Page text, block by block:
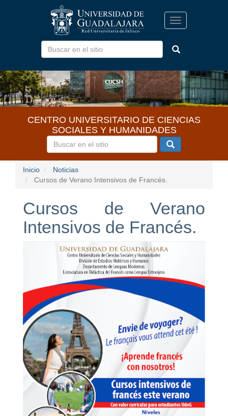
Toggle
navigation
CENTRO UNIVERSITARIO DE CIENCIAS
SOCIALES Y HUMANIDADES
Inicio
Noticias
Cursos de Verano Intensivos de Francés.
Cursos de Verano
Intensivos de Francés.